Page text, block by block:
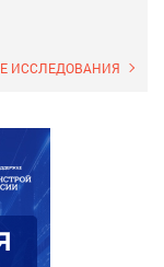
ИССЛЕДОВАНИЯ